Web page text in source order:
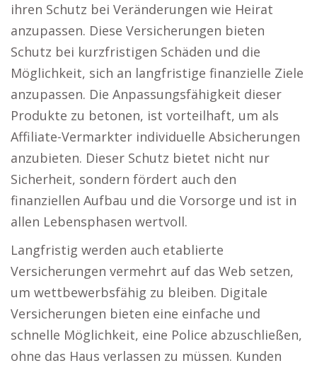
ihren Schutz bei Veränderungen wie Heirat
anzupassen. Diese Versicherungen bieten
Schutz bei kurzfristigen Schäden und die
Möglichkeit, sich an langfristige finanzielle Ziele
anzupassen. Die Anpassungsfähigkeit dieser
Produkte zu betonen, ist vorteilhaft, um als
Affiliate-Vermarkter individuelle Absicherungen
anzubieten. Dieser Schutz bietet nicht nur
Sicherheit, sondern fördert auch den
finanziellen Aufbau und die Vorsorge und ist in
allen Lebensphasen wertvoll.
Langfristig werden auch etablierte
Versicherungen vermehrt auf das Web setzen,
um wettbewerbsfähig zu bleiben. Digitale
Versicherungen bieten eine einfache und
schnelle Möglichkeit, eine Police abzuschließen,
ohne das Haus verlassen zu müssen. Kunden